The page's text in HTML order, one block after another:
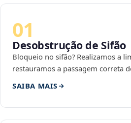
01
Desobstrução de Sifão
Bloqueio no sifão? Realizamos a
restauramos a passagem correta
SAIBA MAIS